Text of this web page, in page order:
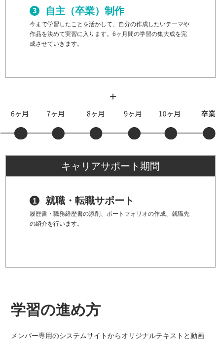
自主（卒業）制作
今まで学習したことを活かして、自分の作成したいテーマや
作品を決めて実習に入ります。6ヶ月間の学習の集大成を完
成させていきます。
キャリアサポート期間
就職・転職サポート
履歴書・職務経歴書の添削、ポートフォリオの作成、就職先
の紹介を行います。
学習の進め方
メンバー専用のシステムサイトからオリジナルテキストと動画